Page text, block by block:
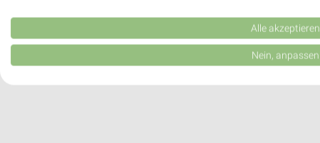
Verwendung reduzierter Daten zur Auswahl von Werbeanzeigen
Erstellung von Profilen für personalisierte Werbung
Alle akzeptieren
Nein, anpassen